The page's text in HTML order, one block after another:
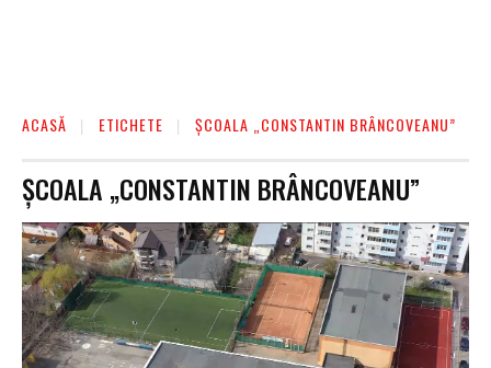
ACASĂ ETICHETE ȘCOALA „CONSTANTIN BRÂNCOVEANU”
ȘCOALA „CONSTANTIN BRÂNCOVEANU”